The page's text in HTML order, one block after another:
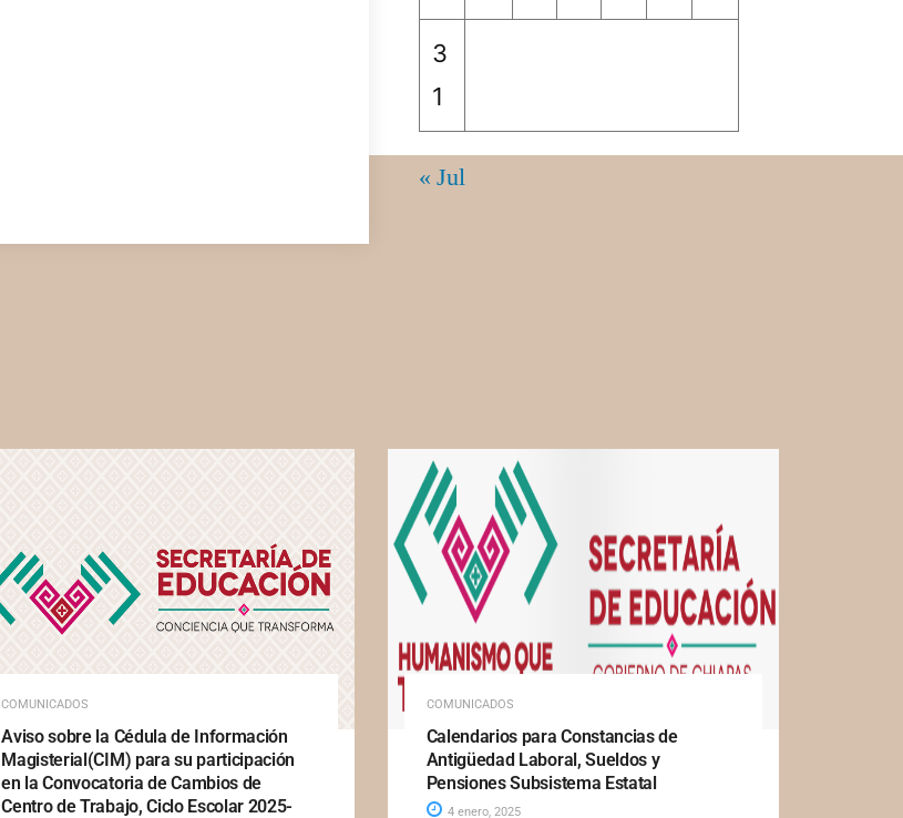
3
1
« Jul
COMUNICADOS
Aviso sobre la Cédula de Información
Magisterial(CIM) para su participación
en la Convocatoria de Cambios de
Centro de Trabajo, Ciclo Escolar 2025-
COMUNICADOS
Calendarios para Constancias de
Antigüedad Laboral, Sueldos y
Pensiones Subsistema Estatal
4 enero, 2025